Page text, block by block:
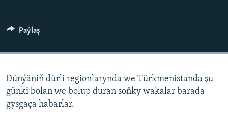
Paýlaş
Dünýäniň dürli regionlarynda we Türkmenistanda şu
günki bolan we bolup duran soňky wakalar barada
gysgaça habarlar.